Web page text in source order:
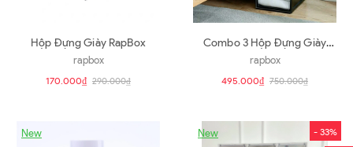
Hộp Đựng Giày RapBox
rapbox
170.000₫ 290.000₫
Combo 3 Hộp Đựng Giày
RapBox
rapbox
495.000₫ 750.000₫
New New - 33%